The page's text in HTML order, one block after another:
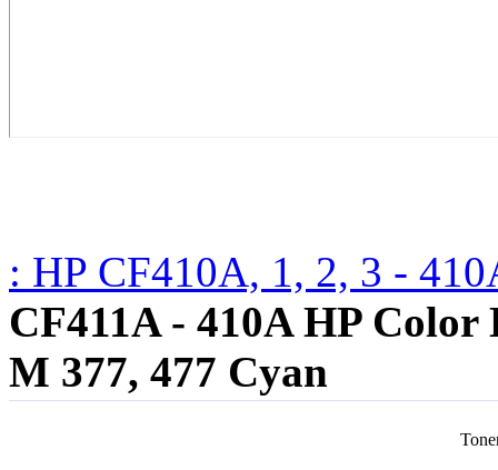
: HP CF410A, 1, 2, 3 -
CF411A - 410A HP
M 377, 477 Cyan